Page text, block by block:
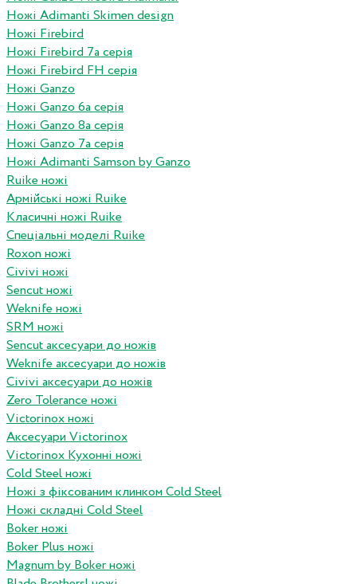
Ножі Adimanti Skimen design
Ножі Firebird
Ножі Firebird 7а серія
Ножі Firebird FH серія
Ножі Ganzo
Ножі Ganzo 6а серія
Ножі Ganzo 8а серія
Ножі Ganzo 7а серія
Ножі Adimanti Samson by Ganzo
Ruike ножі
Армійські ножі Ruike
Класичні ножі Ruike
Спеціальні моделі Ruike
Roxon ножi
Civivi ножі
Sencut ножі
Weknife ножі
SRM ножі
Sencut аксесуари до ножів
Weknife аксесуари до ножів
Civivi аксесуари до ножів
Zero Tolerance ножі
Victorinox ножі
Аксесуари Victorinox
Victorinox Кухонні ножі
Cold Steel ножі
Ножі з фіксованим клинком Cold Steel
Ножі складні Cold Steel
Boker ножі
Boker Plus ножі
Magnum by Boker ножі